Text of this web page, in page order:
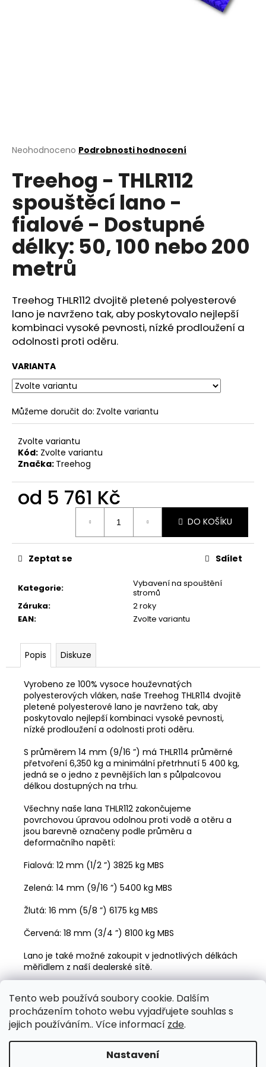
Tento web používá soubory cookie. Dalším
procházením tohoto webu vyjadřujete souhlas s
jejich používáním.. Více informací zde.
Nastavení
Průměrné
produktu
z
5
hvězdiček.
Neohodnoceno Podrobnosti hodnocení
Treehog - THLR112
spouštěcí lano -
fialové - Dostupné
délky: 50, 100 nebo 200
metrů
Treehog THLR112 dvojitě pletené polyesterové
lano je navrženo tak, aby poskytovalo nejlepší
kombinaci vysoké pevnosti, nízké prodloužení a
odolnosti proti oděru.
VARIANTA
Můžeme doručit do: Zvolte variantu
Zvolte variantu
Kód: Zvolte variantu
Značka: Treehog
od 5 761 Kč
DO KOŠÍKU
Kategorie:
Vybavení na spouštění
stromů
Záruka:
2 roky
EAN: Zvolte variantu
Zeptat se Sdílet
Popis Diskuze
Vyrobeno ze 100% vysoce houževnatých
polyesterových vláken, naše Treehog THLR114 dvojitě
pletené polyesterové lano je navrženo tak, aby
poskytovalo nejlepší kombinaci vysoké pevnosti,
nízké prodloužení a odolnosti proti oděru.
S průměrem 14 mm (9/16 ”) má THLR114 průměrné
přetvoření 6,350 kg a minimální přetrhnutí 5 400 kg,
jedná se o jedno z pevnějších lan s půlpalcovou
délkou dostupných na trhu.
Všechny naše lana THLR112 zakončujeme
povrchovou úpravou odolnou proti vodě a otěru a
jsou barevně označeny podle průměru a
deformačního napětí:
Fialová: 12 mm (1/2 ”) 3825 kg MBS
Zelená: 14 mm (9/16 ”) 5400 kg MBS
Žlutá: 16 mm (5/8 ”) 6175 kg MBS
Červená: 18 mm (3/4 ”) 8100 kg MBS
Lano je také možné zakoupit v jednotlivých délkách
měřidlem z naší dealerské sítě.
100% polyester
MBS: 3780 kg
Délky 50 m, 100 m nebo 200 m
D
o
p
o
r
u
č
j
e
m
e